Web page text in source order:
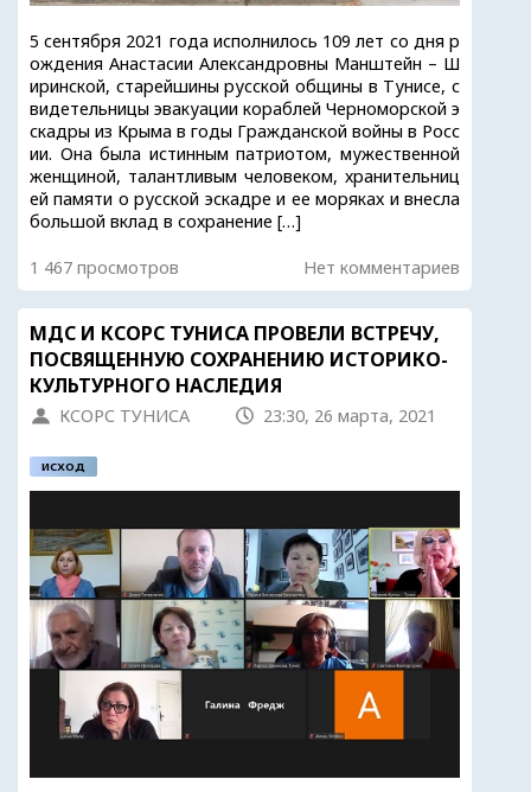
5 сентября 2021 года исполнилось 109 лет со дня р
ождения Анастасии Александровны Манштейн – Ш
иринской, старейшины русской общины в Тунисе, с
видетельницы эвакуации кораблей Черноморской э
скадры из Крыма в годы Гражданской войны в Росс
ии. Она была истинным патриотом, мужественной
женщиной, талантливым человеком, хранительниц
ей памяти о русской эскадре и ее моряках и внесла
большой вклад в сохранение […]
1 467 просмотров Нет комментариев
МДС И КСОРС ТУНИСА ПРОВЕЛИ ВСТРЕЧУ,
ПОСВЯЩЕННУЮ СОХРАНЕНИЮ ИСТОРИКО-
КУЛЬТУРНОГО НАСЛЕДИЯ
КСОРС ТУНИСА 23:30, 26 марта, 2021
ИСХОД